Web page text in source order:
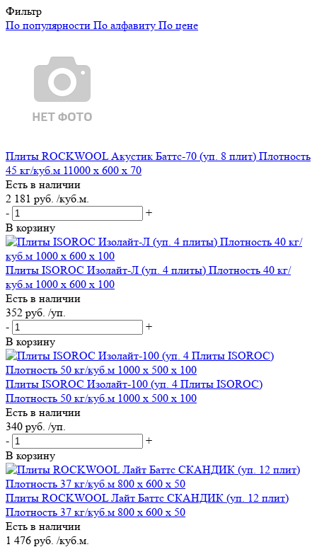
Фильтр
По популярности По алфавиту По цене
Плиты ROCKWOOL Акустик Баттс-70 (уп. 8 плит) Плотность
45 кг/куб.м 11000 х 600 х 70
Есть в наличии
2 181 руб. /куб.м.
-
+
В корзину
Плиты ISOROC Изолайт-Л (уп. 4 плиты) Плотность 40 кг/
куб.м 1000 х 600 х 100
Есть в наличии
352 руб. /уп.
-
+
В корзину
Плиты ISOROC Изолайт-100 (уп. 4 Плиты ISOROC)
Плотность 50 кг/куб.м 1000 х 500 х 100
Есть в наличии
340 руб. /уп.
-
+
В корзину
Плиты ROCKWOOL Лайт Баттс СКАНДИК (уп. 12 плит)
Плотность 37 кг/куб.м 800 х 600 х 50
Есть в наличии
1 476 руб. /куб.м.